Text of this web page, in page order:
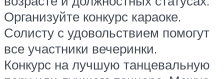
Организуйте конкурс караоке.
Солисту с удовольствием помогут
все участники вечеринки.
Конкурс на лучшую танцевальную